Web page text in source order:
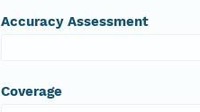
Accuracy Assessment
Coverage